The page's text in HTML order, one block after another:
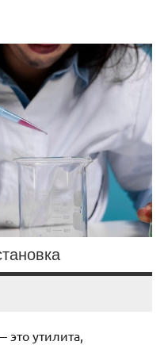
это утилита,